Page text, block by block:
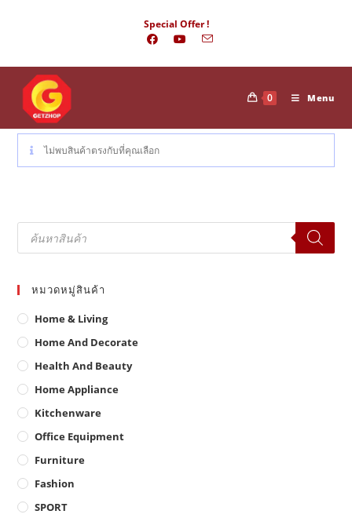
Special Offer !
0 Menu
ไม่พบสินค้าตรงกับที่คุณเลือก
Products
search
หมวดหมู่สินค้า
Home & Living
Home And Decorate
Health And Beauty
Home Appliance
Kitchenware
Office Equipment
Furniture
Fashion
SPORT